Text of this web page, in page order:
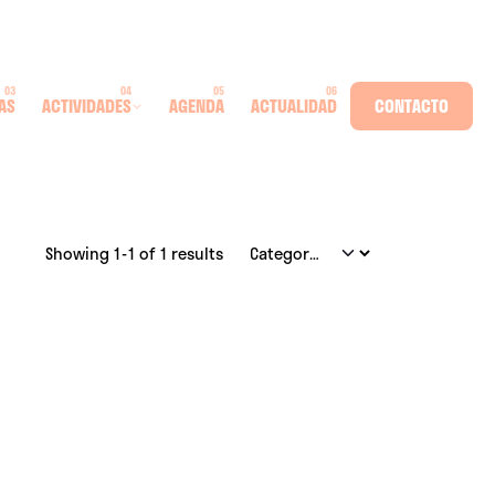
ACTIVIDADES AGENDA ACTUALIDAD CONTACTO
Showing 1-1 of 1 results